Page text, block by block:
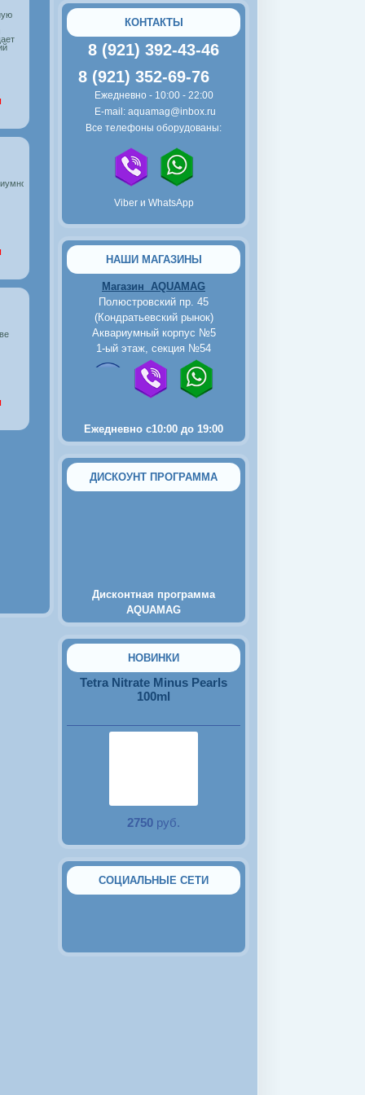
воды
КОНТАКТЫ
8 (921) 392-43-46
8 (921) 352-69-76
Ежедневно - 10:00 - 22:00
E-mail: aquamag@inbox.ru
Все телефоны оборудованы:
Viber и WhatsApp
НАШИ МАГАЗИНЫ
Магазин AQUAMAG
Полюстровский пр. 45
(Кондратьевский рынок)
Аквариумный корпус №5
1-ый этаж, секция №54
Ежедневно с10:00 до 19:00
ДИСКОУНТ ПРОГРАММА
Дисконтная программа
AQUAMAG
НОВИНКИ
Тернеция красная
80руб.
Тернеция мятная
2500руб.
Пьезокомпрессор Tetra
AirSilent Maxi
2250руб.
Tetra Nitrate Minus Pearls
100ml
подсветкой
СОЦИАЛЬНЫЕ СЕТИ